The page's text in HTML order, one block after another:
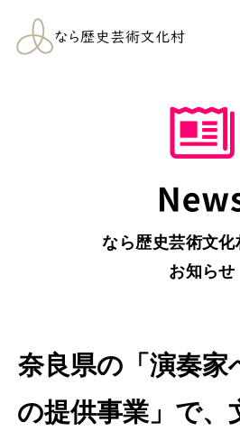
なら歴史芸術文化
村
なら歴史芸術文化
お知らせ
奈良県の「演奏家
の提供事業」で、